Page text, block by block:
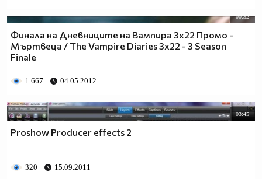
00:32
Финала на Дневниците на Вампира 3х22 Промо -
Мъртвеца / The Vampire Diaries 3x22 - 3 Season
Finale
1 667 04.05.2012
03:45
Proshow Producer effects 2
320 15.09.2011